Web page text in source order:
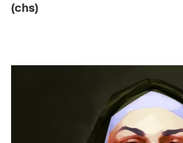
(chs)